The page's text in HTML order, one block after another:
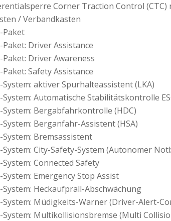
Corner Traction Control
/ Verbandkasten
Paket
Driver Assistance
Driver Awareness
Safety Assistance
aktiver Spurhalteassistent (LKA)
Automatische Stabilitätskontrolle
System: Bergabfahrkontrolle (HDC)
Berganfahr-Assistent (HSA)
Bremsassistent
System: City-Safety-System (Autonomer
Connected Safety
Emergency Stop Assist
Heckaufprall-Abschwächung
System: Müdigkeits-Warner (Driver-Alert-
System: Multikollisionsbremse (Multi